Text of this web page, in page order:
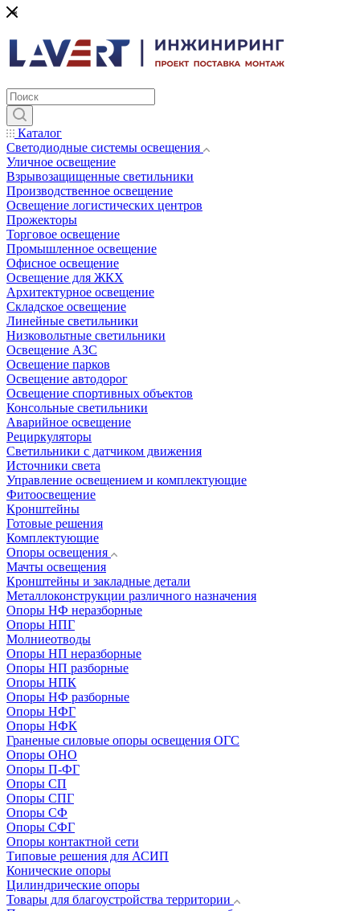
Каталог
Светодиодные системы освещения
Уличное освещение
Взрывозащищенные светильники
Производственное освещение
Освещение логистических центров
Прожекторы
Торговое освещение
Промышленное освещение
Офисное освещение
Освещение для ЖКХ
Архитектурное освещение
Складское освещение
Линейные светильники
Низковольтные светильники
Освещение АЗС
Освещение парков
Освещение автодорог
Освещение спортивных объектов
Консольные светильники
Аварийное освещение
Рециркуляторы
Светильники с датчиком движения
Источники света
Управление освещением и комплектующие
Фитоосвещение
Кронштейны
Готовые решения
Комплектующие
Опоры освещения
Мачты освещения
Кронштейны и закладные детали
Металлоконструкции различного назначения
Опоры НФ неразборные
Опоры НПГ
Молниеотводы
Опоры НП неразборные
Опоры НП разборные
Опоры НПК
Опоры НФ разборные
Опоры НФГ
Опоры НФК
Граненые силовые опоры освещения ОГС
Опоры ОНО
Опоры П-ФГ
Опоры СП
Опоры СПГ
Опоры СФ
Опоры СФГ
Опоры контактной сети
Типовые решения для АСИП
Конические опоры
Цилиндрические опоры
Товары для благоустройства территории
*